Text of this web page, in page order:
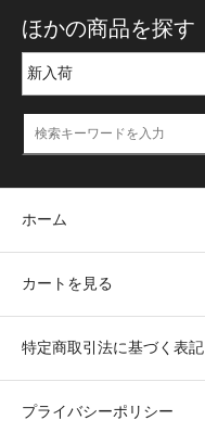
ほかの商品を探す
ホーム
カートを見る
特定商取引法に基づく表記
プライバシーポリシー